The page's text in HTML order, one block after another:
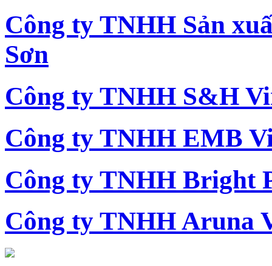
Công ty TNHH Sản
Sơn
Công ty TNHH S&H
Công ty TNHH EMB
Công ty TNHH Bright
Công ty TNHH Aruna